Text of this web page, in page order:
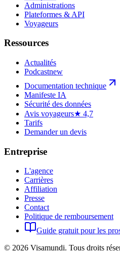
Administrations
Plateformes & API
Voyageurs
Ressources
Actualités
Podcastnew
Documentation technique
Manifeste IA
Sécurité des données
Avis voyageurs★ 4,7
Tarifs
Demander un devis
Entreprise
L'agence
Carrières
Affiliation
Presse
Contact
Politique de remboursement
Guide gratuit pour les
© 2026 Visamundi. Tous droits